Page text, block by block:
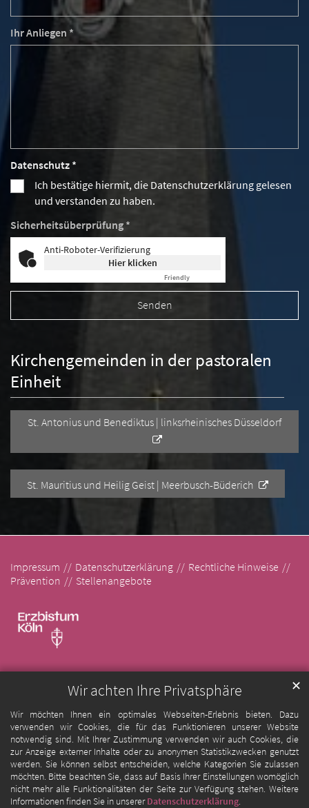
Wir achten Ihre Privatsphäre
Wir möchten Ihnen ein optimales Webseiten-Erlebnis bieten. Dazu
verwenden wir Cookies, die für das Funktionieren unserer Website
notwendig sind. Mit Ihrer Zustimmung verwenden wir auch Cookies, die
zur Anzeige externer Inhalte oder zu anonymen Statistikzwecken genutzt
werden. Sie können selbst entscheiden, welche Kategorien Sie zulassen
möchten. Bitte beachten Sie, dass auf Basis Ihrer Einstellungen womöglich
nicht mehr alle Funktionalitäten der Seite zur Verfügung stehen. Weitere
Informationen finden Sie in unsererDatenschutzerklärung.
✕
Ihr Anliegen *
Datenschutz *
Ich bestätige hiermit, die Datenschutzerklärung gelesen
und verstanden zu haben.
Sicherheitsüberprüfung *
Anti-Roboter-Verifizierung
Hier klicken
Friendly
Kirchengemeinden in der pastoralen
Einheit
St. Antonius und Benediktus | linksrheinisches Düsseldorf
St. Mauritius und Heilig Geist | Meerbusch-Büderich
Impressum Datenschutzerklärung
Rechtliche Hinweise
Prävention
Stellenangebote